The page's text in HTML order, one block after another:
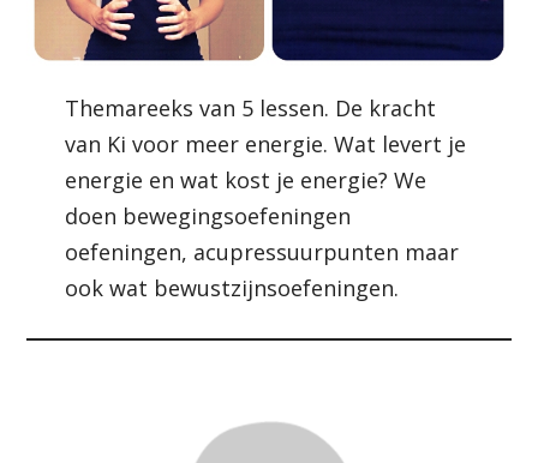
Themareeks van 5 lessen. De kracht
van Ki voor meer energie. Wat levert je
energie en wat kost je energie? We
doen bewegingsoefeningen
oefeningen, acupressuurpunten maar
ook wat bewustzijnsoefeningen.